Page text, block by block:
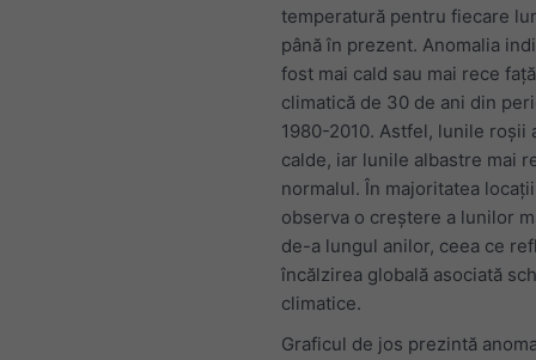
temperatură pentru fiecare
până în prezent. Anomalia
fost mai cald sau mai rece
climatică de 30 de ani din
1980-2010. Astfel, lunile roșii
calde, iar lunile albastre mai
normalul. În majoritatea
observa o creștere a lunilor
de-a lungul anilor, ceea ce
încălzirea globală asociată
climatice.
Graficul de jos prezintă